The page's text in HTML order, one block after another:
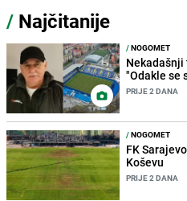
/ Najčitanije
/NOGOMET
"Odakle se
PRIJE 2 DANA
/NOGOMET
FK
Koševu
PRIJE 2 DANA